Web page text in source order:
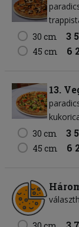
30 cm
3
45 cm 6
13.
30 cm
3
45 cm 6